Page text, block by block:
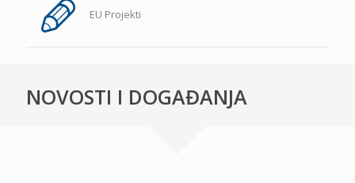
EU Projekti
NOVOSTI I DOGAĐANJA